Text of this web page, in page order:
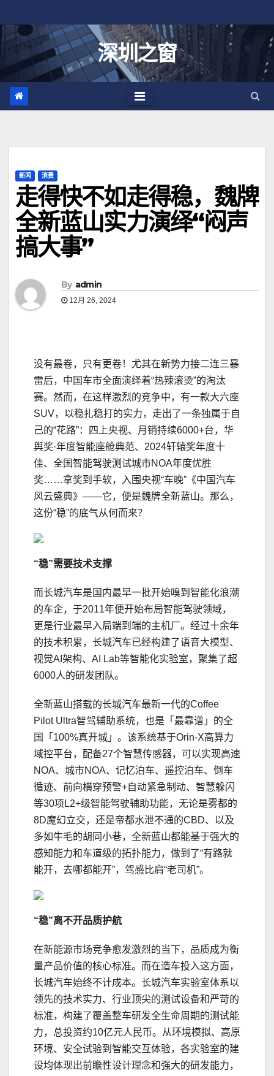
至
深圳之窗
新闻 消费
走得快不如走得稳，魏牌
全新蓝山实力演绎“闷声
搞大事”
By admin
12月 26, 2024
没有最卷，只有更卷！尤其在新势力接二连三暴
雷后，中国车市全面演绎着“热辣滚烫”的淘汰
赛。然而，在这样激烈的竞争中，有一款大六座
SUV，以稳扎稳打的实力，走出了一条独属于自
己的“花路”：四上央视、月销持续6000+台，华
舆奖·年度智能座舱典范、2024轩辕奖年度十
佳、全国智能驾驶测试城市NOA年度优胜
奖……拿奖到手软，入围央视“车晚”《中国汽车
风云盛典》——它，便是魏牌全新蓝山。那么，
这份“稳”的底气从何而来？
“稳”需要技术支撑
而长城汽车是国内最早一批开始嗅到智能化浪潮
的车企，于2011年便开始布局智能驾驶领域，
更是行业最早入局端到端的主机厂。经过十余年
的技术积累，长城汽车已经构建了语音大模型、
视觉AI架构、AI Lab等智能化实验室，聚集了超
6000人的研发团队。
全新蓝山搭载的长城汽车最新一代的Coffee
Pilot Ultra智驾辅助系统，也是「最靠谱」的全
国「100%真开城」。该系统基于Orin-X高算力
域控平台，配备27个智慧传感器，可以实现高速
NOA、城市NOA、记忆泊车、遥控泊车、倒车
循迹、前向横穿预警+自动紧急制动、智慧躲闪
等30项L2+级智能驾驶辅助功能，无论是雾都的
8D魔幻立交，还是帝都水泄不通的CBD、以及
多如牛毛的胡同小巷，全新蓝山都能基于强大的
感知能力和车道级的拓扑能力，做到了“有路就
能开，去哪都能开”，驾感比肩“老司机”。
“稳”离不开品质护航
在新能源市场竞争愈发激烈的当下，品质成为衡
量产品价值的核心标准。而在造车投入这方面，
长城汽车始终不计成本。长城汽车实验室体系以
领先的技术实力、行业顶尖的测试设备和严苛的
标准，构建了覆盖整车研发全生命周期的测试能
力，总投资约10亿元人民币。从环境模拟、高原
环境、安全试验到智能交互体验，各实验室的建
设均体现出前瞻性设计理念和强大的研发能力，